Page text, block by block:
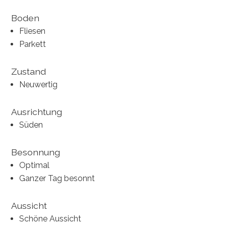
Boden
Fliesen
Parkett
Zustand
Neuwertig
Ausrichtung
Süden
Besonnung
Optimal
Ganzer Tag besonnt
Aussicht
Schöne Aussicht